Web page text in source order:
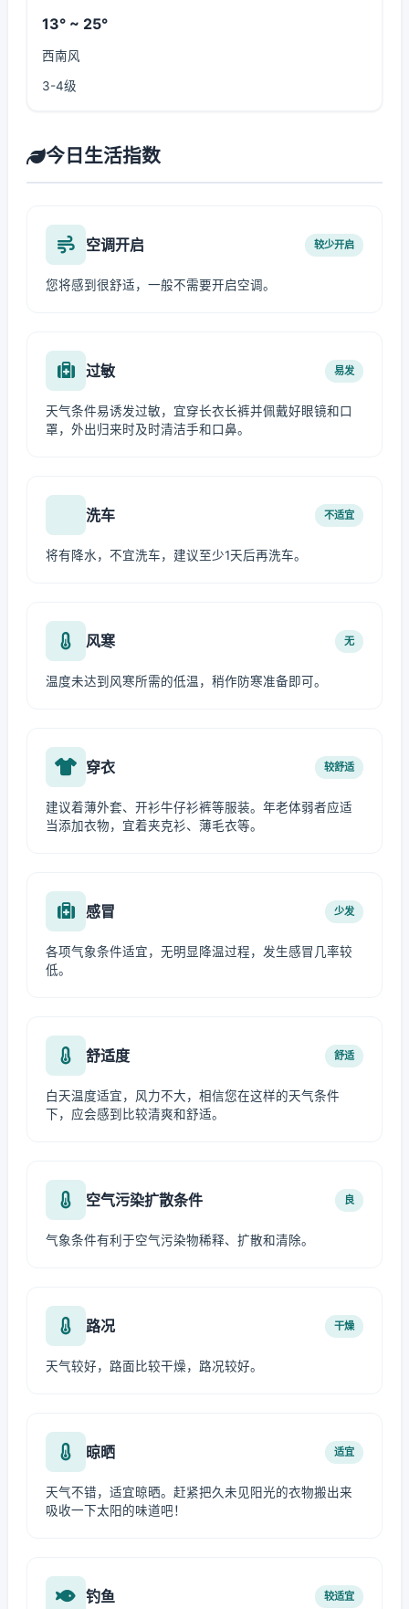
13° ~ 25°
西南风
3-4级
今日生活指数
空调开启 较少开启
您将感到很舒适，一般不需要开启空调。
过敏 易发
天气条件易诱发过敏，宜穿长衣长裤并佩戴好眼镜和口
罩，外出归来时及时清洁手和口鼻。
洗车 不适宜
将有降水，不宜洗车，建议至少1天后再洗车。
风寒 无
温度未达到风寒所需的低温，稍作防寒准备即可。
穿衣 较舒适
建议着薄外套、开衫牛仔衫裤等服装。年老体弱者应适
当添加衣物，宜着夹克衫、薄毛衣等。
感冒 少发
各项气象条件适宜，无明显降温过程，发生感冒几率较
低。
舒适度 舒适
白天温度适宜，风力不大，相信您在这样的天气条件
下，应会感到比较清爽和舒适。
空气污染扩散条件 良
气象条件有利于空气污染物稀释、扩散和清除。
路况 干燥
天气较好，路面比较干燥，路况较好。
晾晒 适宜
天气不错，适宜晾晒。赶紧把久未见阳光的衣物搬出来
吸收一下太阳的味道吧！
钓鱼 较适宜